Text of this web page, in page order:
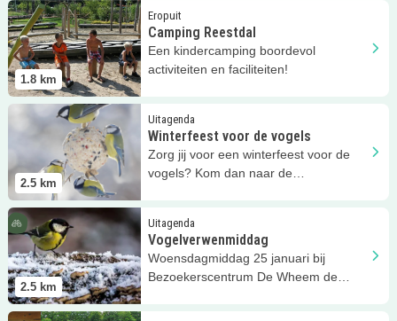
1.8 km
Eropuit
Camping Reestdal
Een kindercamping boordevol
activiteiten en faciliteiten!
Lees meer Camping Reestdal
2.5 km
Uitagenda
Winterfeest voor de vogels
Zorg jij voor een winterfeest voor de
vogels? Kom dan naar de
Lees meer Winterfeest voor de vogels
2.5 km
Uitagenda
Vogelverwenmiddag
Woensdagmiddag 25 januari bij
Bezoekerscentrum De Wheem de
Lees meer Vogelverwenmiddag